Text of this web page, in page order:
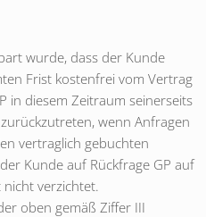
wurde, dass der Kunde
Frist kostenfrei vom Vertrag
in diesem Zeitraum seinerseits
wenn Anfragen
vertraglich gebuchten
Kunde auf Rückfrage GP auf
nicht verzichtet.
oben gemäß Ziffer III